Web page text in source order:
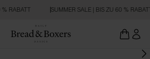
RABATT SUMMER SALE | BIS ZU 60 %